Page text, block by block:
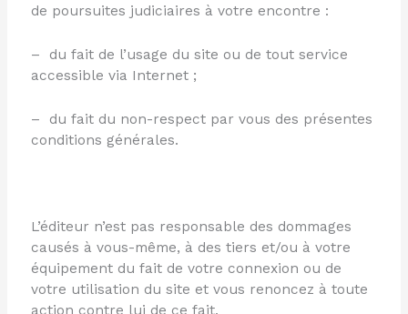
de poursuites judiciaires à votre encontre :
– du fait de l’usage du site ou de tout service
accessible via Internet ;
– du fait du non-respect par vous des présentes
conditions générales.
L’éditeur n’est pas responsable des dommages
causés à vous-même, à des tiers et/ou à votre
équipement du fait de votre connexion ou de
votre utilisation du site et vous renoncez à toute
action contre lui de ce fait.